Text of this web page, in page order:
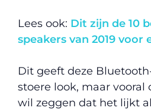
Lees ook: Dit zijn de 10
speakers van 2019 voor
Dit geeft deze
stoere look, maar vooral
wil zeggen dat het lijkt